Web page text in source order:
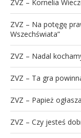
ZVZ – Kornelia
ZVZ – Na potęgę
Wszechświata”
ZVZ – Nadal
ZVZ – Ta gra
ZVZ – Papież
ZVZ – Czy jesteś